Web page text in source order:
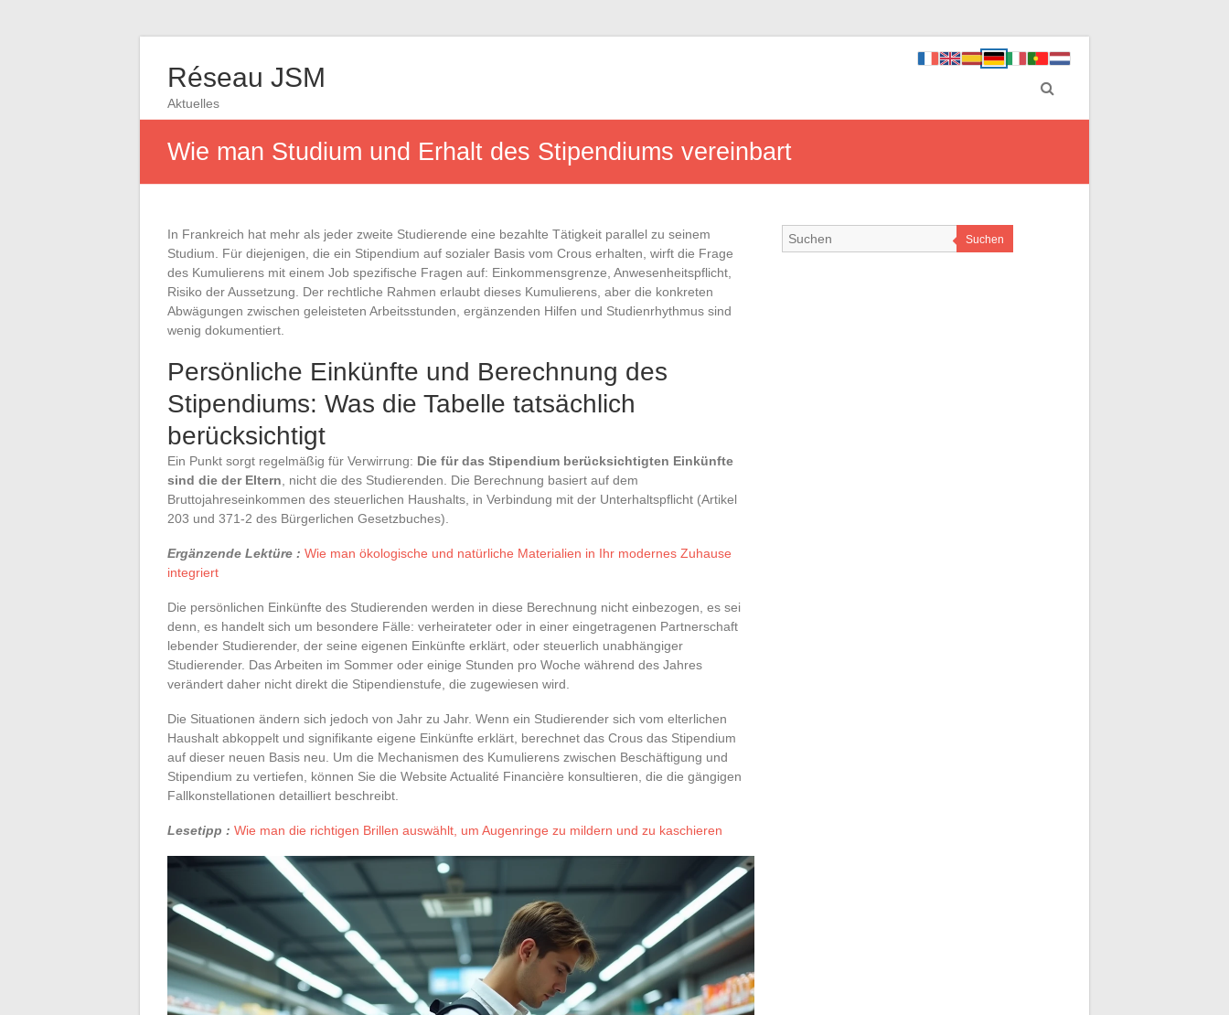
Réseau JSM
Aktuelles
Wie man Studium und Erhalt des Stipendiums vereinbart
In Frankreich hat mehr als jeder zweite Studierende eine bezahlte Tätigkeit parallel zu seinem
Studium. Für diejenigen, die ein Stipendium auf sozialer Basis vom Crous erhalten, wirft die Frage
des Kumulierens mit einem Job spezifische Fragen auf: Einkommensgrenze, Anwesenheitspflicht,
Risiko der Aussetzung. Der rechtliche Rahmen erlaubt dieses Kumulierens, aber die konkreten
Abwägungen zwischen geleisteten Arbeitsstunden, ergänzenden Hilfen und Studienrhythmus sind
wenig dokumentiert.
Persönliche Einkünfte und Berechnung des
Stipendiums: Was die Tabelle tatsächlich
berücksichtigt
Ein Punkt sorgt regelmäßig für Verwirrung: Die für das Stipendium berücksichtigten Einkünfte
sind die der Eltern , nicht die des Studierenden. Die Berechnung basiert auf dem
Bruttojahreseinkommen des steuerlichen Haushalts, in Verbindung mit der Unterhaltspflicht (Artikel
203 und 371-2 des Bürgerlichen Gesetzbuches).
Ergänzende Lektüre : Wie man ökologische und natürliche Materialien in Ihr modernes Zuhause
integriert
Die persönlichen Einkünfte des Studierenden werden in diese Berechnung nicht einbezogen, es sei
denn, es handelt sich um besondere Fälle: verheirateter oder in einer eingetragenen Partnerschaft
lebender Studierender, der seine eigenen Einkünfte erklärt, oder steuerlich unabhängiger
Studierender. Das Arbeiten im Sommer oder einige Stunden pro Woche während des Jahres
verändert daher nicht direkt die Stipendienstufe, die zugewiesen wird.
Die Situationen ändern sich jedoch von Jahr zu Jahr. Wenn ein Studierender sich vom elterlichen
Haushalt abkoppelt und signifikante eigene Einkünfte erklärt, berechnet das Crous das Stipendium
auf dieser neuen Basis neu. Um die Mechanismen des Kumulierens zwischen Beschäftigung und
Stipendium zu vertiefen, können Sie die Website Actualité Financière konsultieren, die die gängigen
Fallkonstellationen detailliert beschreibt.
Lesetipp : Wie man die richtigen Brillen auswählt, um Augenringe zu mildern und zu kaschieren
Suchen